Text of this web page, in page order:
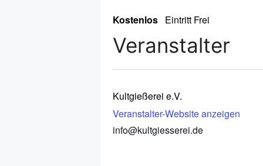
Kostenlos Eintritt Frei
Veranstalter
Kultgießerei e.V.
Veranstalter-Website anzeigen
info@kultgiesserei.de